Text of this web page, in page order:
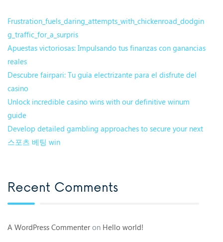
Frustration_fuels_daring_attempts_with_chickenroad_dodgin
g_traffic_for_a_surpris
Apuestas victoriosas: Impulsando tus finanzas con ganancias
reales
Descubre fairpari: Tu guía electrizante para el disfrute del
casino
Unlock incredible casino wins with our definitive winum
guide
Develop detailed gambling approaches to secure your next
스포츠 베팅 win
Recent Comments
A WordPress Commenter on Hello world!